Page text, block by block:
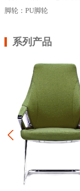
脚轮：PU脚轮
系列产品